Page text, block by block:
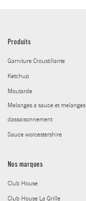
Produits
Garniture Croustillante
Ketchup
Moutarde
Melanges a sauce et melanges
dassaisonnement
Sauce worcestershire
Nos marques
Club House
Club House La Grille